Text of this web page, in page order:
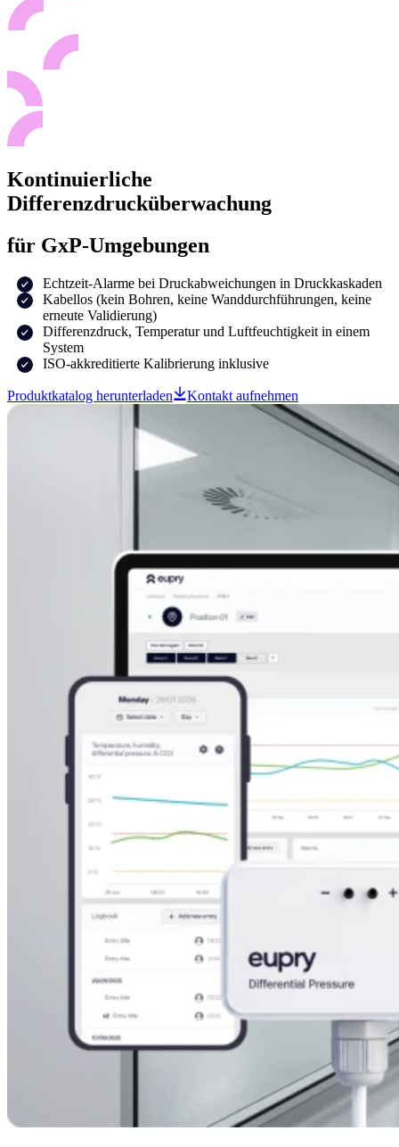
Kontinuierliche
Differenzdrucküberwachung
für GxP-Umgebungen
Echtzeit-Alarme bei Druckabweichungen in Druckkaskaden
Kabellos (kein Bohren, keine Wanddurchführungen, keine
erneute Validierung)
Differenzdruck, Temperatur und Luftfeuchtigkeit in einem
System
ISO-akkreditierte Kalibrierung inklusive
Produktkatalog herunterladen Kontakt aufnehmen